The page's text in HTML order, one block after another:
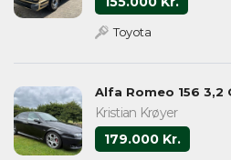
Toyota
Alfa Romeo 156 3,2
Kristian Krøyer
179.000 Kr.